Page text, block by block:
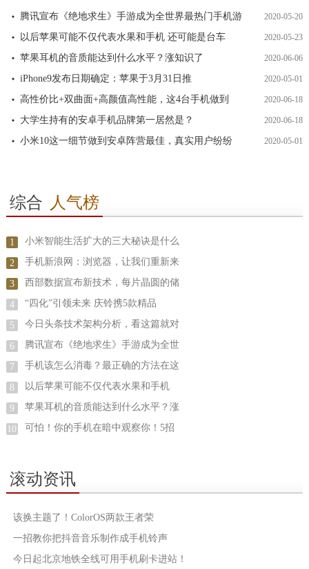
腾讯宣布《绝地求生》手游成为全世界最热门手机游 2020-05-20
以后苹果可能不仅代表水果和手机 还可能是台车 2020-05-23
苹果耳机的音质能达到什么水平？涨知识了 2020-06-06
iPhone9发布日期确定：苹果于3月31日推 2020-05-01
高性价比+双曲面+高颜值高性能，这4台手机做到 2020-06-18
大学生持有的安卓手机品牌第一居然是？ 2020-06-18
小米10这一细节做到安卓阵营最佳，真实用户纷纷 2020-05-01
综合 人气榜
1 小米智能生活扩大的三大秘诀是什么
2 手机新浪网：浏览器，让我们重新来
3 西部数据宣布新技术，每片晶圆的储
4 “四化”引领未来 庆铃携5款精品
5 今日头条技术架构分析，看这篇就对
6 腾讯宣布《绝地求生》手游成为全世
7 手机该怎么消毒？最正确的方法在这
8 以后苹果可能不仅代表水果和手机
9 苹果耳机的音质能达到什么水平？涨
10 可怕！你的手机在暗中观察你！5招
滚动资讯
该换主题了！ColorOS两款王者荣
一招教你把抖音音乐制作成手机铃声
今日起北京地铁全线可用手机刷卡进站！